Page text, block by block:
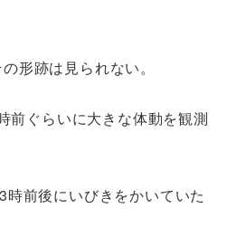
形跡は見られない。
前ぐらいに大きな体動を観測
前後にいびきをかいていた